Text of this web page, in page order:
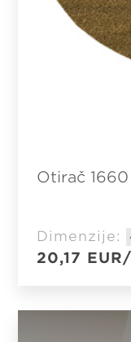
Otirač 1660
Dimenzije:
20,17 EUR